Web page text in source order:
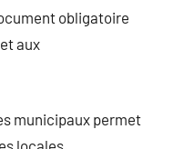
obligatoire
aux
municipaux permet
locales.